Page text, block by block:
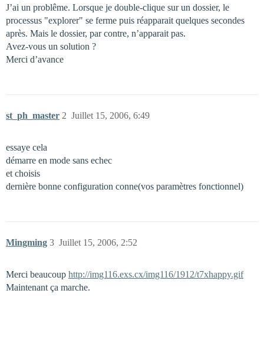
J’ai un problême. Lorsque je double-clique sur un dossier, le
processus "explorer" se ferme puis réapparait quelques secondes
après. Mais le dossier, par contre, n’apparait pas.
Avez-vous un solution ?
Merci d’avance
st_ph_master Juillet 15, 2006, 6:49
2
essaye cela
démarre en mode sans echec
et choisis
dernière bonne configuration conne(vos paramètres fonctionnel)
Mingming Juillet 15, 2006, 2:52
3
Merci beaucoup http://img116.exs.cx/img116/1912/t7xhappy.gif
Maintenant ça marche.